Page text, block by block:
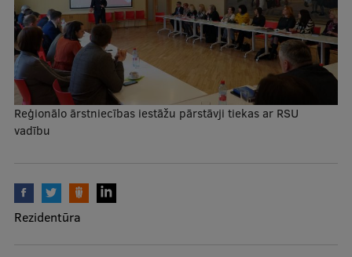
Mobile
galvenā
izvēlne
Studiju iespējas
Pamatstudiju programmas
Maģistra studiju programmas
Rezidentūra
Reģionālo ārstniecības iestāžu pārstāvji tiekas ar RSU
vadību
Rezidentūra